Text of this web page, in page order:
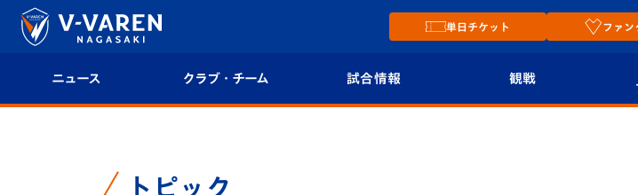
単日チケット ファン
ニュース クラブ・チーム 試合情報 観戦
トピック